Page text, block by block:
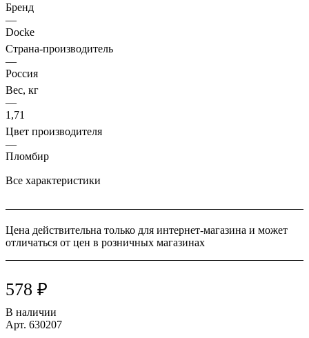
Бренд
—
Docke
Страна-производитель
—
Россия
Вес, кг
—
1,71
Цвет производителя
—
Пломбир
Все характеристики
Цена действительна только для интернет-магазина и может
отличаться от цен в розничных магазинах
578 ₽
В наличии
Арт. 630207